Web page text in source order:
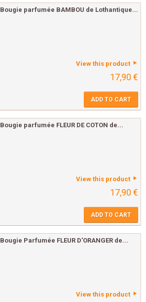
Bougie parfumée BAMBOU de Lothantique...
View this product
17,90 €
ADD TO CART
Bougie parfumée FLEUR DE COTON de...
View this product
17,90 €
ADD TO CART
Bougie Parfumée FLEUR D'ORANGER de...
View this product